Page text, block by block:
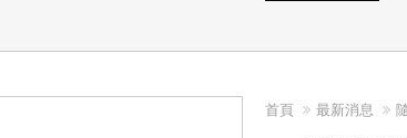
首頁 最新消息